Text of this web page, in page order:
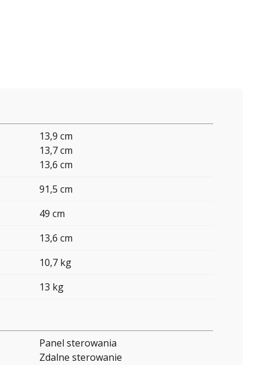
13,9 cm
13,7 cm
13,6 cm
91,5 cm
49 cm
13,6 cm
10,7 kg
13 kg
Panel sterowania
Zdalne sterowanie